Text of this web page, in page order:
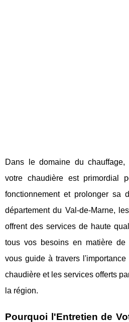
Dans le domaine du chauffage,
votre chaudière est primordial
fonctionnement et prolonger sa
département du Val-de-Marne,
offrent des services de haute
tous vos besoins en matière de
vous guide à travers
chaudière et les services offerts
la région.
Pourquoi l'Entretien de